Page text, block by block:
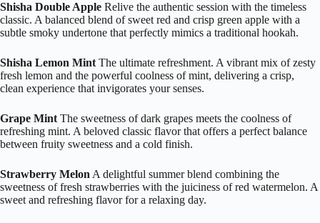
Shisha Double Apple Relive the authentic session with the timeless
classic. A balanced blend of sweet red and crisp green apple with a
subtle smoky undertone that perfectly mimics a traditional hookah.
Shisha Lemon Mint The ultimate refreshment. A vibrant mix of zesty
fresh lemon and the powerful coolness of mint, delivering a crisp,
clean experience that invigorates your senses.
Grape Mint The sweetness of dark grapes meets the coolness of
refreshing mint. A beloved classic flavor that offers a perfect balance
between fruity sweetness and a cold finish.
Strawberry Melon A delightful summer blend combining the
sweetness of fresh strawberries with the juiciness of red watermelon. A
sweet and refreshing flavor for a relaxing day.